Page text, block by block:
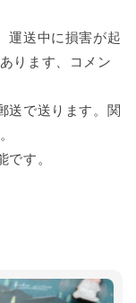
運送中に損害が起
ります、コメン
送で送ります。関
す。